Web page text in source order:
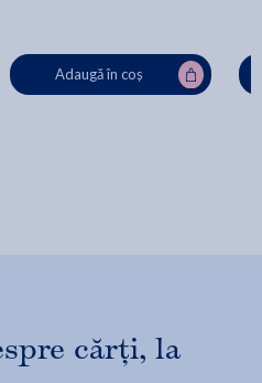
Adaugă în coș
cărți, la